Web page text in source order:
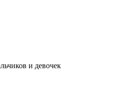
и девочек